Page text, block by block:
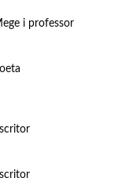
i professor